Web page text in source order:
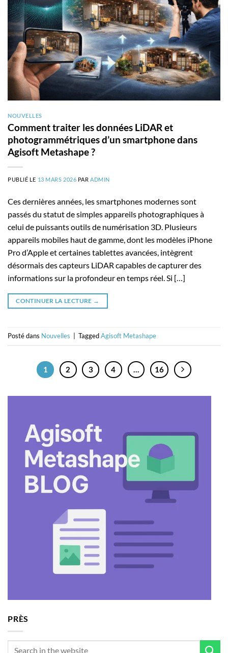
NOUVELLES
Comment traiter les données LiDAR et
photogrammétriques d’un smartphone dans
Agisoft Metashape ?
PUBLIÉ LE 13 MARS 2026 PARADMIN
Ces dernières années, les smartphones modernes sont
passés du statut de simples appareils photographiques à
celui de puissants outils de numérisation 3D. Plusieurs
appareils mobiles haut de gamme, dont les modèles iPhone
Pro d’Apple et certaines tablettes avancées, intègrent
désormais des capteurs LiDAR capables de capturer des
informations sur la profondeur en temps réel. Si […]
CONTINUER LA LECTURE →
Posté dans Nouvelles TaggedAgisoft Metashape
1 2 3 4 … 16
PRÈS